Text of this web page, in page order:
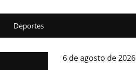
Deportes
6 de agosto de 2026